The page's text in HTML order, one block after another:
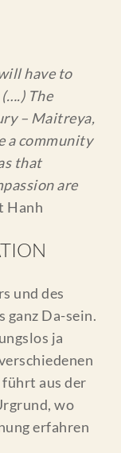
have to
The
– Maitreya,
a community
that
are
Hanh
und des
ganz Da-sein.
ja
führt aus der
wo
erfahren